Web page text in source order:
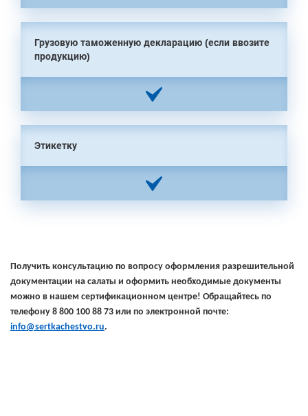
Грузовую таможенную декларацию (если ввозите
продукцию)
Этикетку
Получить консультацию по вопросу оформления разрешительной
документации на салаты и оформить необходимые документы
можно в нашем сертификационном центре! Обращайтесь по
телефону 8 800 100 88 73 или по электронной почте:
info@sertkachestvo.ru.